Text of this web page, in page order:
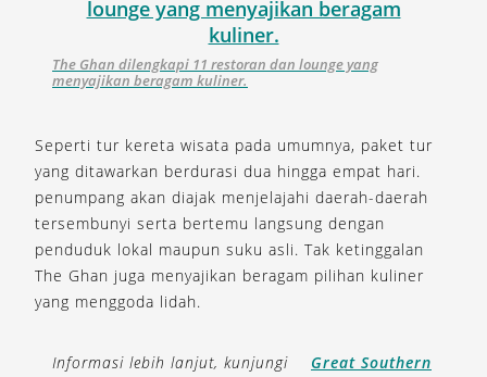
The Ghan dilengkapi 11 restoran dan lounge yang
menyajikan beragam kuliner.
Seperti tur kereta wisata pada umumnya, paket tur
yang ditawarkan berdurasi dua hingga empat hari.
penumpang akan diajak menjelajahi daerah-daerah
tersembunyi serta bertemu langsung dengan
penduduk lokal maupun suku asli. Tak ketinggalan
The Ghan juga menyajikan beragam pilihan kuliner
yang menggoda lidah.
Informasi lebih lanjut, kunjungi
Great Southern